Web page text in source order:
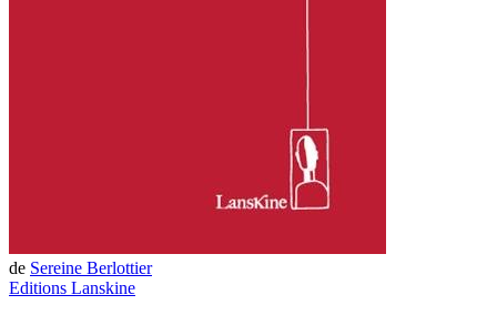
de Sereine Berlottier
Editions Lanskine